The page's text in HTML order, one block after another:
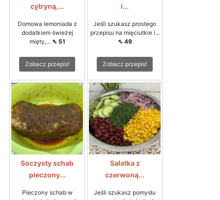
cytryną,...
Domowa lemoniada z
dodatkiem świeżej
mięty,... ⇖ 51
Zobacz przepis!
i...
Jeśli szukasz prostego
przepisu na mięciutkie i...
⇖ 49
Zobacz przepis!
Soczysty schab
pieczony...
Pieczony schab w
Sałatka z
czerwoną...
Jeśli szukasz pomysłu